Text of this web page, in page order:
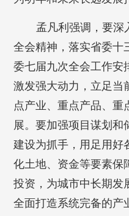
孟凡利强调，要深
全会精神，落实省委十
委七届九次全会工作安
激发强大动力，立足当
点产业、重点产品、重
展。要加强项目谋划和
建设为抓手，用足用好
化土地、资金等要素保
投资，为城市中长期发
全面打造系统完备的产